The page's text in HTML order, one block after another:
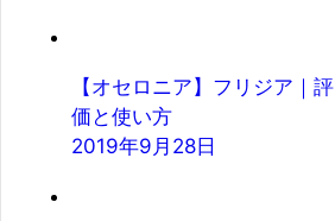
【オセロニア】フリジア｜評
価と使い方
2019年9月28日